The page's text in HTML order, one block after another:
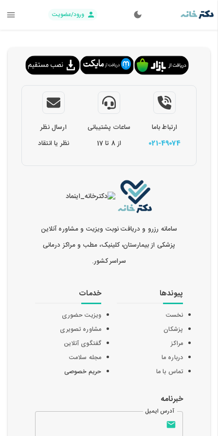
ورود/عضویت
ارتباط باما
021-49074
ساعات پشتیبانی
از 8 تا 17
ارسال نظر
نظر یا انتقاد
سامانه رزرو و دریافت نوبت ویزیت و مشاوره آنلاین
پزشکی از بیمارستان، کلینیک، مطب و مراکز درمانی
سراسر کشور.
پیوندها
نخست
پزشکان
مراکز
درباره ما
تماس با ما
خدمات
ویزیت حضوری
مشاوره تصویری
گفتگوی آنلاین
مجله سلامت
حریم خصوصی
خبرنامه
آدرس ایمیل